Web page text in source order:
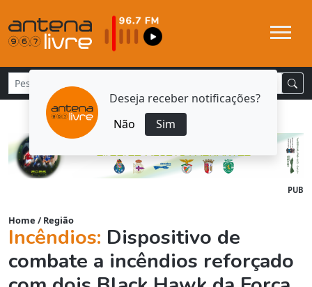
Deseja receber notificações?
Não
Sim
PUB
Home / Região
Incêndios: Dispositivo de
combate a incêndios reforçado